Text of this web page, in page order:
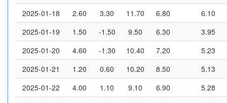
2025-01-18
2.60 3.30 11.70 6.80
6.10
2025-01-19
1.50 -1.50 9.50 6.30
3.95
2025-01-20
4.60 -1.30 10.40 7.20
5.23
2025-01-21
1.20 0.60 10.20 8.50
5.13
2025-01-22
4.00 1.10 9.10 6.90
5.28